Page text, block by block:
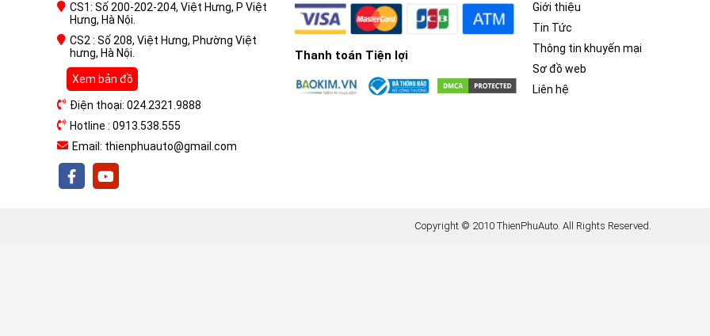
CS1: Số 200-202-204, Việt Hưng, P Việt
Hưng, Hà Nội.
CS2 : Số 208, Việt Hưng, Phường Việt
hưng, Hà Nội.
Xem bản đồ
Điện thoại: 024.2321.9888
Hotline : 0913.538.555
Email: thienphuauto@gmail.com
Thanh toán Tiện lợi
Giới thiệu
Tin Tức
Thông tin khuyến mại
Sơ đồ web
Liên hệ
Copyright © 2010 ThienPhuAuto. All Rights Reserved.